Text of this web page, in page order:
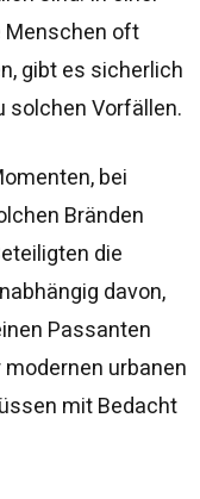
Menschen oft
gibt es sicherlich
solchen Vorfällen.
bei
Bränden
die
davon,
Passanten
modernen urbanen
mit Bedacht